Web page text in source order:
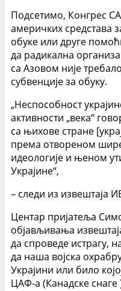
Подсетимо, Конгрес
америчких средстава
обуке или друге
да радикална
са Азовом није
субвенције за обуку.
„Неспособност
активности „века“
са њихове стране
према отвореном
идеологије и њеном
Украјине“,
– следи из извештаја
Центар пријатеља
објављивања
да спроведе истрагу,
да наша војска
Украјини или било
ЦАФ-а (Канадске снаге